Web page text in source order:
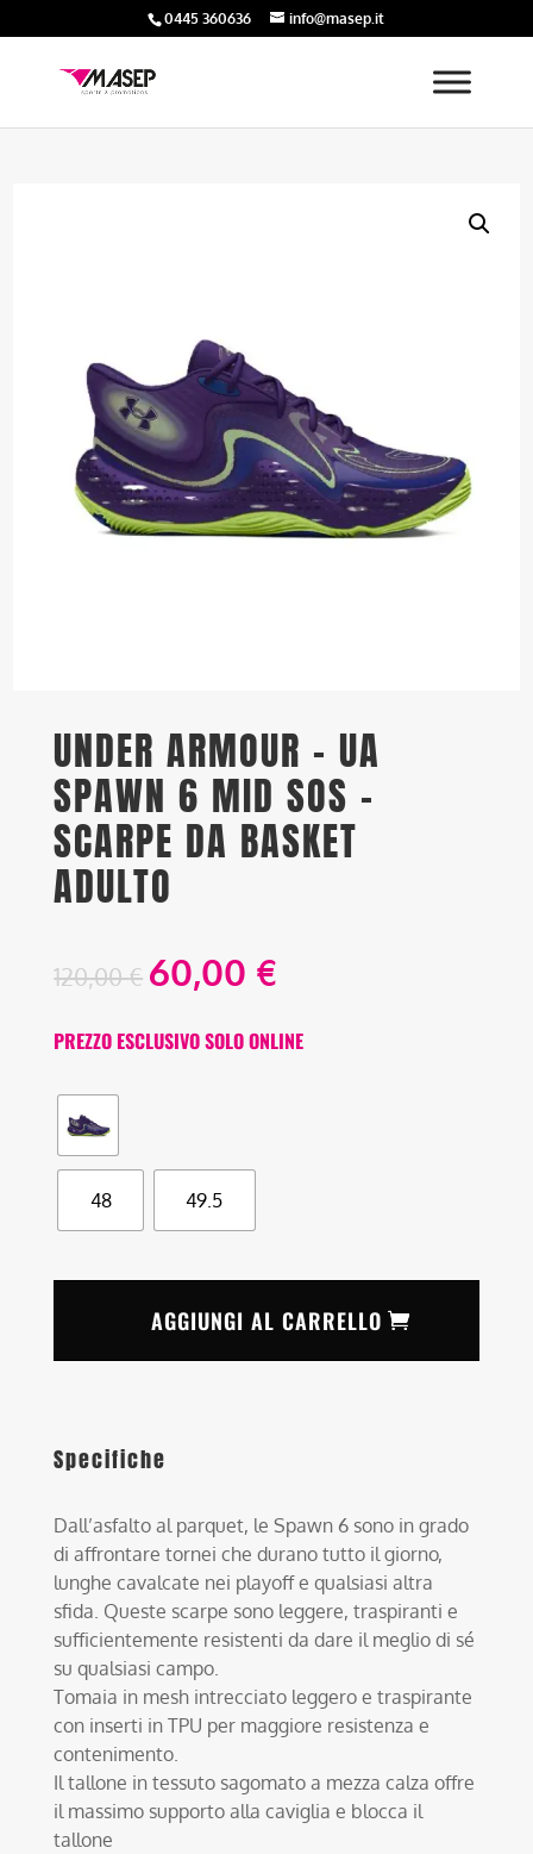
0445 360636 info@masep.it
UNDER ARMOUR – UA
SPAWN 6 MID SOS –
SCARPE DA BASKET
ADULTO
120,00€ 60,00 €
PREZZO ESCLUSIVO SOLO ONLINE
48 49.5
AGGIUNGI AL CARRELLO
Specifiche
Dall’asfalto al parquet, le Spawn 6 sono in grado
di affrontare tornei che durano tutto il giorno,
lunghe cavalcate nei playoff e qualsiasi altra
sfida. Queste scarpe sono leggere, traspiranti e
sufficientemente resistenti da dare il meglio di sé
su qualsiasi campo.
Tomaia in mesh intrecciato leggero e traspirante
con inserti in TPU per maggiore resistenza e
contenimento.
Il tallone in tessuto sagomato a mezza calza offre
il massimo supporto alla caviglia e blocca il
tallone